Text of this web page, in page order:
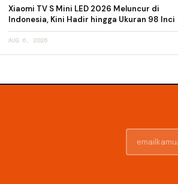
Xiaomi TV S Mini LED 2026 Meluncur di
Indonesia, Kini Hadir hingga Ukuran 98 Inci
AUG 6, 2026